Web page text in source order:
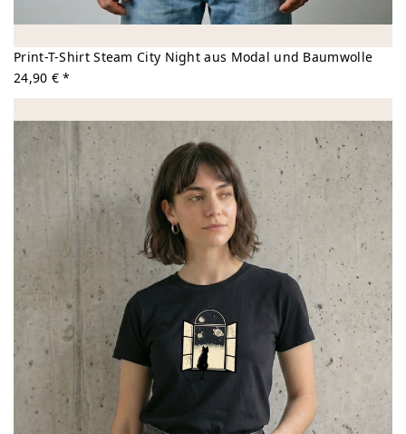
Print-T-Shirt Steam City Night aus Modal und Baumwolle
24,90 € *